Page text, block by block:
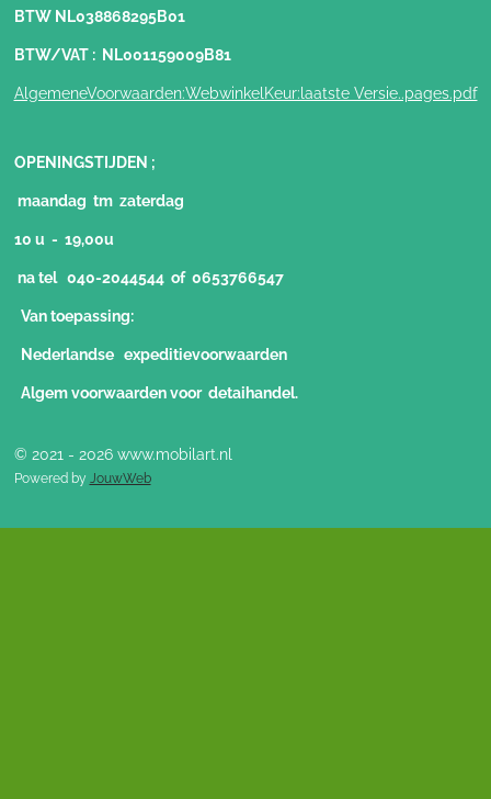
BTW NL038868295B01
BTW/VAT : NL001159009B81
AlgemeneVoorwaarden:WebwinkelKeur:laatste Versie..pages.pdf
OPENINGSTIJDEN ;
maandag tm zaterdag
10 u - 19,00u
na tel 040-2044544 of 0653766547
Van toepassing:
Nederlandse expeditievoorwaarden
Algem voorwaarden voor detaihandel.
© 2021 - 2026 www.mobilart.nl
Powered by JouwWeb